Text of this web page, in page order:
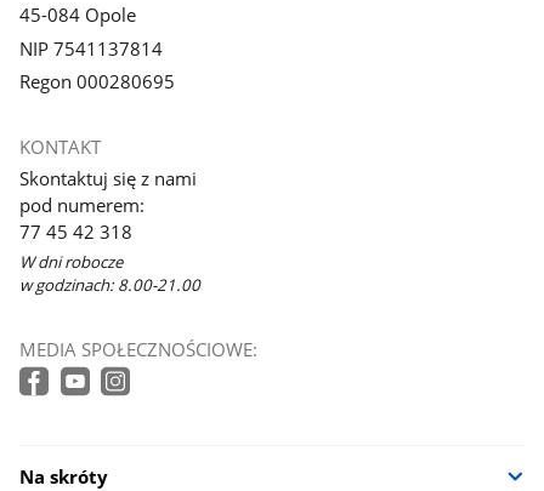
45-084 Opole
NIP 7541137814
Regon 000280695
KONTAKT
Skontaktuj się z nami
pod numerem:
77 45 42 318
W dni robocze
w godzinach: 8.00-21.00
MEDIA SPOŁECZNOŚCIOWE:
Na skróty